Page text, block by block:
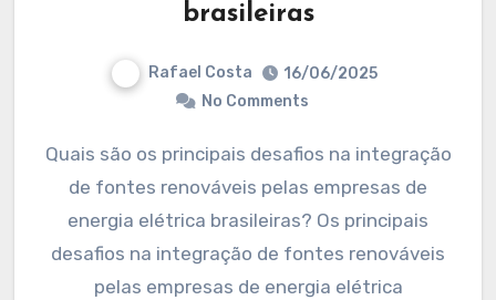
brasileiras
Rafael Costa
16/06/2025
No Comments
Quais são os principais desafios na integração
de fontes renováveis pelas empresas de
energia elétrica brasileiras? Os principais
desafios na integração de fontes renováveis
pelas empresas de energia elétrica